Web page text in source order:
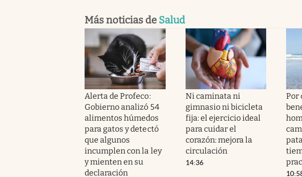
Más noticias de Salud
Alerta de Profeco:
Gobierno analizó 54
alimentos húmedos
para gatos y detectó
que algunos
incumplen con la ley
y mienten en su
declaración
Ni caminata ni
gimnasio ni bicicleta
fija: el ejercicio ideal
para cuidar el
corazón: mejora la
circulación
14:36
Por